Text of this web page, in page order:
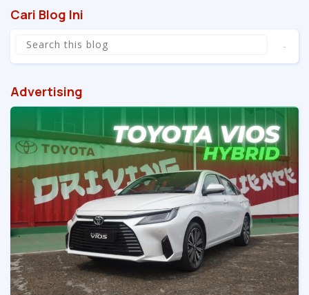
Cari Blog Ini
Advertising